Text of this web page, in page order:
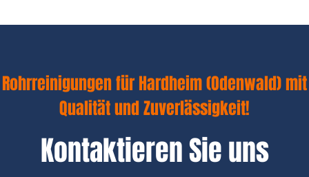
Rohrreinigungen für Hardheim (Odenwald) mit
Qualität und Zuverlässigkeit!
Kontaktieren Sie uns